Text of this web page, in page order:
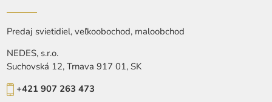
Predaj svietidiel, veľkoobochod, maloobchod
NEDES, s.r.o.
Suchovská 12, Trnava 917 01, SK
+421 907 263 473